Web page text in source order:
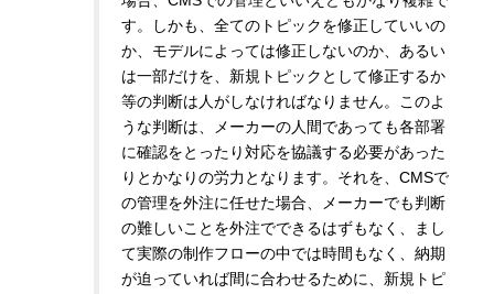
す。しかも、全てのトピックを修正していいの
か、モデルによっては修正しないのか、あるい
は一部だけを、新規トピックとして修正するか
等の判断は人がしなければなりません。このよ
うな判断は、メーカーの人間であっても各部署
に確認をとったり対応を協議する必要があった
りとかなりの労力となります。それを、CMSで
の管理を外注に任せた場合、メーカーでも判断
の難しいことを外注でできるはずもなく、まし
て実際の制作フローの中では時間もなく、納期
が迫っていれば間に合わせるために、新規トピ